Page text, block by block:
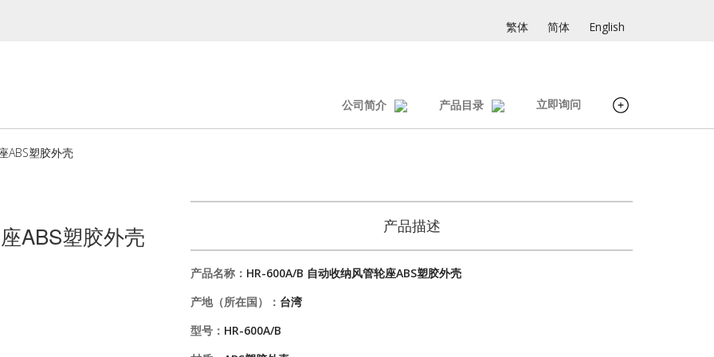
繁体 简体 English
公司简介 产品目录 立即询问
ABS塑胶外壳
ABS塑胶外壳 产品描述
产品名称： HR-600A/B 自动收纳风管轮座ABS塑胶外壳
产地（所在国）： 台湾
型号： HR-600A/B